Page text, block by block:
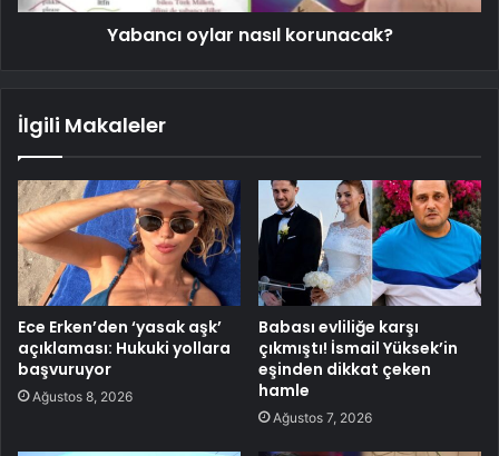
Yabancı oylar nasıl korunacak?
İlgili Makaleler
Ece Erken’den ‘yasak aşk’
açıklaması: Hukuki yollara
başvuruyor
Ağustos 8, 2026
Babası evliliğe karşı
çıkmıştı! İsmail Yüksek’in
eşinden dikkat çeken
hamle
Ağustos 7, 2026